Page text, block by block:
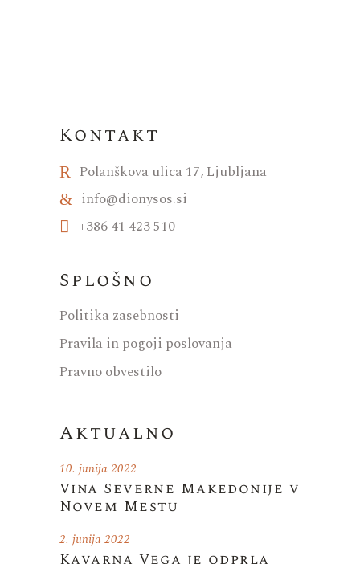
Kontakt
Polanškova ulica 17, Ljubljana
info@dionysos.si
+386 41 423 510
Splošno
Politika zasebnosti
Pravila in pogoji poslovanja
Pravno obvestilo
Aktualno
Vina Severne Makedonije v
Novem Mestu
10. junija 2022
2. junija 2022